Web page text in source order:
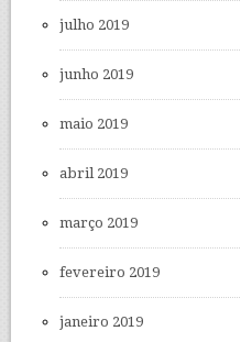
julho 2019
junho 2019
maio 2019
abril 2019
março 2019
fevereiro 2019
janeiro 2019